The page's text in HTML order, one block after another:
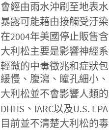
會經由雨水沖刷至地表
暴露可能藉由接觸受汙
在2004年美國停止販售
大利松主要是影響神經系
輕微的中毒徵兆和症狀
緩慢、腹瀉、瞳孔細小
大利松並不會影響人類
DHHS、IARC以及U.S.
目前並不清楚大利松的